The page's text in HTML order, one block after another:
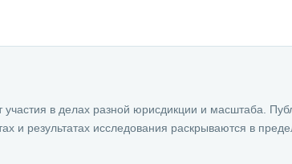
в делах разной юрисдикции и масштаба.
и результатах исследования раскрываются в